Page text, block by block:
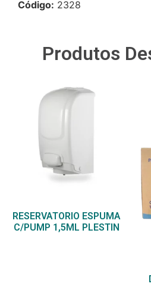
Código: 2328
Produtos
RESERVATORIO ESPUMA
C/PUMP 1,5ML PLESTIN